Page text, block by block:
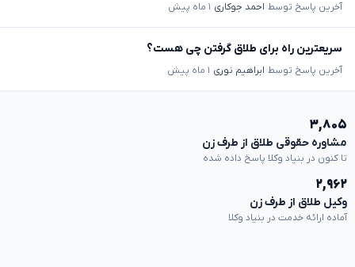
آخرین پاسخ توسط احمد جوکاری ۱ ماه پیش
سریعترین راه برای طلاق گرفتن چی هست؟
آخرین پاسخ توسط ابراهیم نوری ۱ ماه پیش
۳,۸۰۵
مشاوره حقوقی طلاق از طرف زن
تا کنون در بنیاد وکلا پاسخ داده شده
۲,۹۶۲
وکیل طلاق از طرف زن
آماده ارائه خدمت در بنیاد وکلا